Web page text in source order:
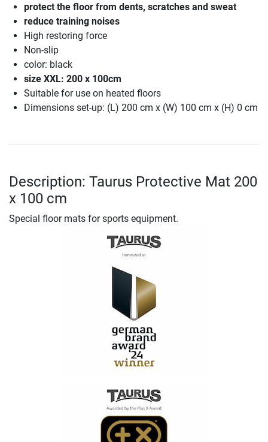
protect the floor from dents, scratches and sweat
reduce training noises
High restoring force
Non-slip
color: black
size XXL: 200 x 100cm
Suitable for use on heated floors
Dimensions set-up: (L) 200 cm x (W) 100 cm x (H) 0 cm
Description: Taurus Protective Mat 200
x 100 cm
Special floor mats for sports equipment.